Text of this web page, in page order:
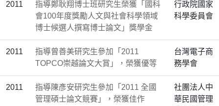
2011
指導鄭耿翔博士班研究生榮獲「國科
會100年度獎勵人文與社會科學領域
博士候選人撰寫博士論文」獎學金
行政院國家
科學委員會
2011
指導曾善美研究生參加「2011
TOPCO崇越論文大賞」，榮獲優等
台灣電子商
務學會
2011
指導陳彥安研究生參加「2011 全國
管理碩士論文競賽」，榮獲佳作
社團法人中
華民國管理